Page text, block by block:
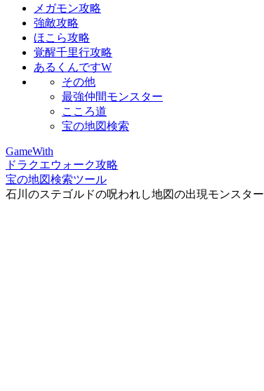
メガモン攻略
強敵攻略
ほこら攻略
覚醒千里行攻略
あるくんですW
その他
最強仲間モンスター
こころ道
宝の地図検索
GameWith
ドラクエウォーク攻略
宝の地図検索ツール
石川のステゴルドの呪われし地図の出現モンスター